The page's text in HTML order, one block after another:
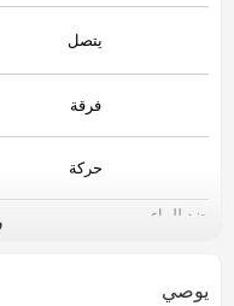
يتصل
فرقة
حركة
ضد للماء
يوصي